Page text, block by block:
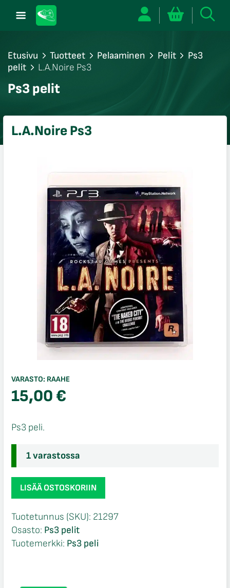
Etusivu Tuotteet Pelaaminen Pelit
Ps3
pelit
L.A.Noire Ps3
Ps3 pelit
L.A.Noire Ps3
VARASTO: RAAHE
15,00€
Ps3 peli.
1 varastossa
L.A.Noire
Ps3
LISÄÄ OSTOSKORIIN
Tuotetunnus (SKU): 21297
Osasto: Ps3 pelit
Tuotemerkki: Ps3 peli
sulje
sulje